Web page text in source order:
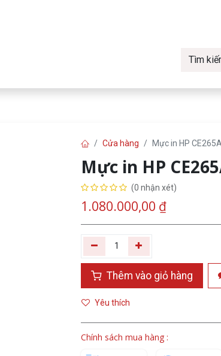
Tìm
Cửa hàng Mực in HP
Mực in HP
(0 nhận xét)
1.080.000,00 ₫
Thêm vào giỏ hàng
Yêu thích
Chính sách mua hàng :